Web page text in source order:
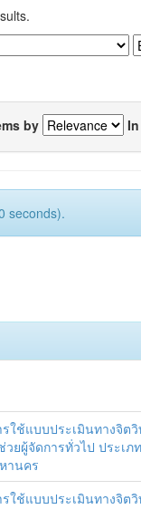
by
seconds).
ใช้แบบประเมินทางจิต
ยผู้จัดการทั่วไป ประเภ
านคร
ใช้แบบประเมินทางจิต